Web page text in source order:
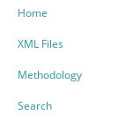
Home
XML Files
Methodology
Search